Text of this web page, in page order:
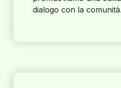
dialogo con la comunità.